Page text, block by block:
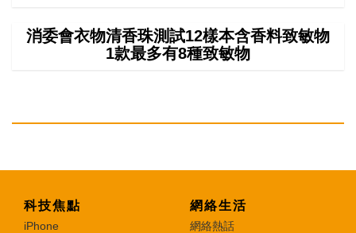
消委會衣物清香珠測試12樣本含香料致敏物
1款最多有8種致敏物
科技焦點
iPhone
網絡生活
網絡熱話